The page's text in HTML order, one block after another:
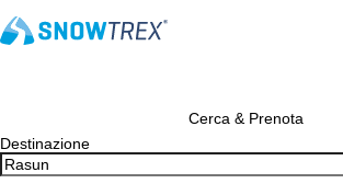
Cerca & Prenota
Destinazione